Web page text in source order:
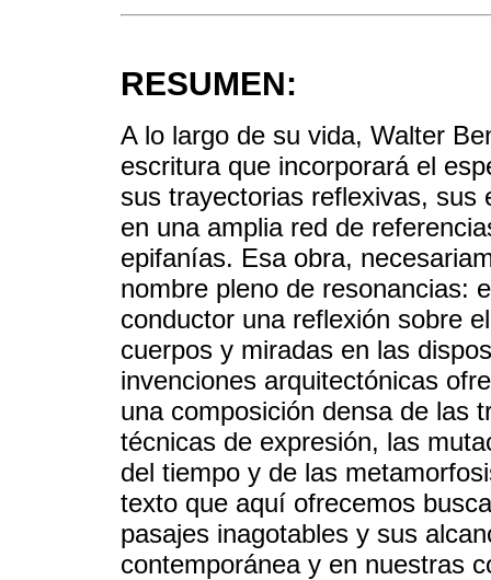
RESUMEN:
A lo largo de su vida, Walter
escritura que incorporará el
sus trayectorias reflexivas, sus
en una amplia red de
epifanías. Esa obra,
nombre pleno de resonancias:
conductor una reflexión sobre
cuerpos y miradas en las
invenciones arquitectónicas
una composición densa de las
técnicas de expresión, las
del tiempo y de las
texto que aquí ofrecemos
pasajes inagotables y sus
contemporánea y en nuestras